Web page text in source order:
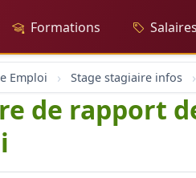
Formations Salaires
Emploi Stage stagiaire infos
de rapport